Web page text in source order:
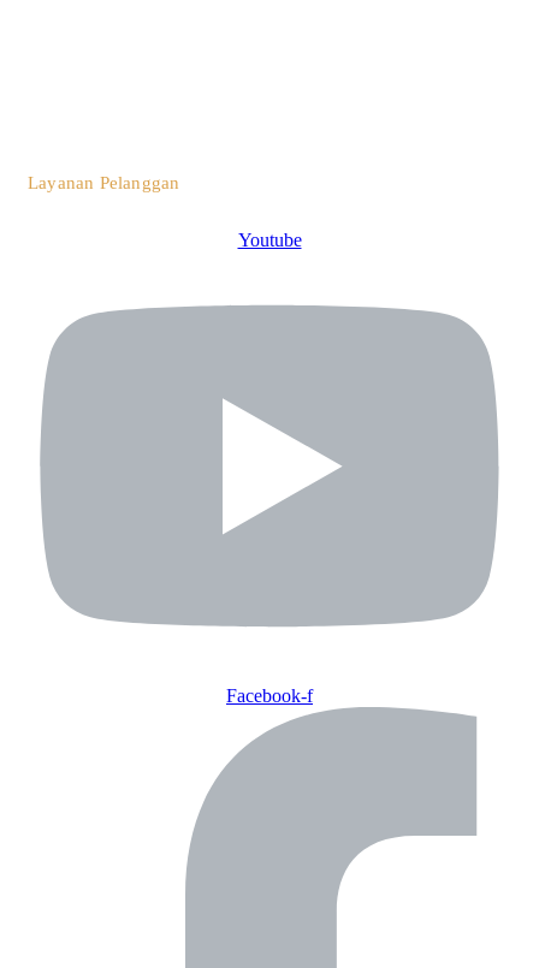
Layanan Pelanggan
Youtube
Facebook-f